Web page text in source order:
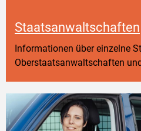
Staatsanwaltschaften
Informationen über einzelne
Oberstaatsanwaltschaften